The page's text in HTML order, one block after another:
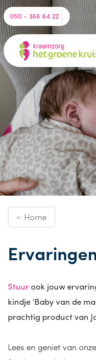
050 - 366 64 22
< Home
Stuurook jouw
kindje ‘Baby van de
prachtig product van
Lees en geniet van